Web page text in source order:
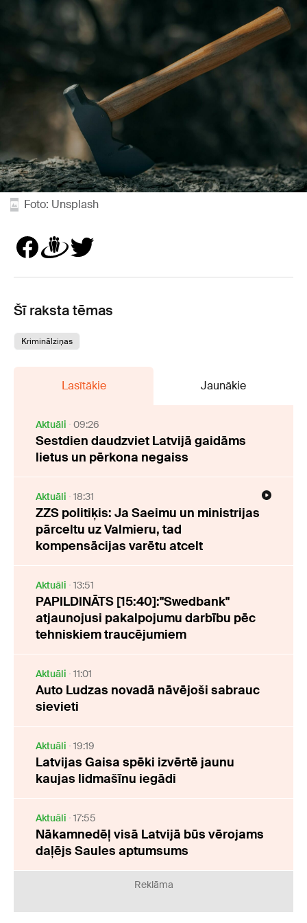
Foto: Unsplash
Šī raksta tēmas
Kriminālziņas
Lasītākie Jaunākie
Aktuāli 09:26
Sestdien daudzviet Latvijā gaidāms
lietus un pērkona negaiss
Aktuāli 18:31
ZZS politiķis: Ja Saeimu un ministrijas
pārceltu uz Valmieru, tad
kompensācijas varētu atcelt
Aktuāli 13:51
PAPILDINĀTS [15:40]:"Swedbank"
atjaunojusi pakalpojumu darbību pēc
tehniskiem traucējumiem
Aktuāli 11:01
Auto Ludzas novadā nāvējoši sabrauc
sievieti
Aktuāli 19:19
Latvijas Gaisa spēki izvērtē jaunu
kaujas lidmašīnu iegādi
Aktuāli 17:55
Nākamnedēļ visā Latvijā būs vērojams
daļējs Saules aptumsums
Reklāma